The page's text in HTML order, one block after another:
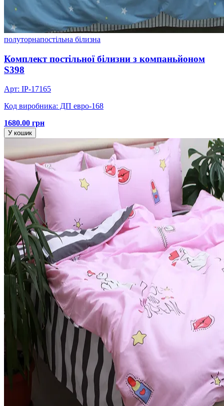
полуторнапостільна білизна
Комплект постільної білизни з компаньйоном
S398
Арт: IP-17165
Код виробника: ДП евро-168
1680.00 грн
У кошик